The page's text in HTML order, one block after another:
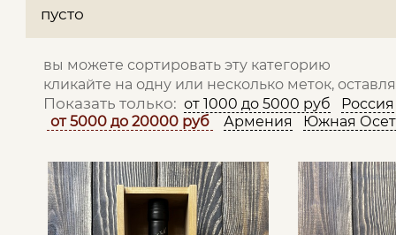
пусто
вы можете сортировать эту категорию
кликайте на одну или несколько меток,
Показать только: от 1000 до 5000 руб
Россия
от 5000 до 20000 руб
Армения Южная